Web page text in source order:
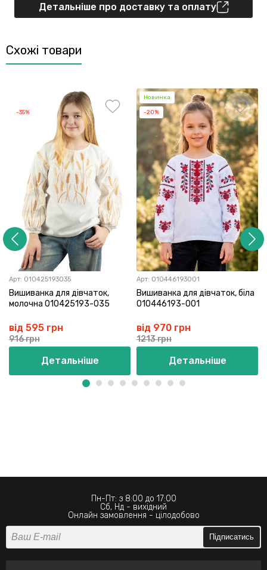
Детальніше про доставку та оплату
Схожі товари
-35%
Арт: 010425193035
Вишиванка для дівчаток,
молочна 010425193-035
від 595 грн
916 грн
Детальніше
Новинка
-20%
Арт: 010446193001
Вишиванка для дівчаток, біла
010446193-001
від 970 грн
1213 грн
Детальніше
Пн-Пт: з 8:00 до 17:00
Сб, Нд - вихідний
Онлайн замовлення - цілодобово
Підписатись